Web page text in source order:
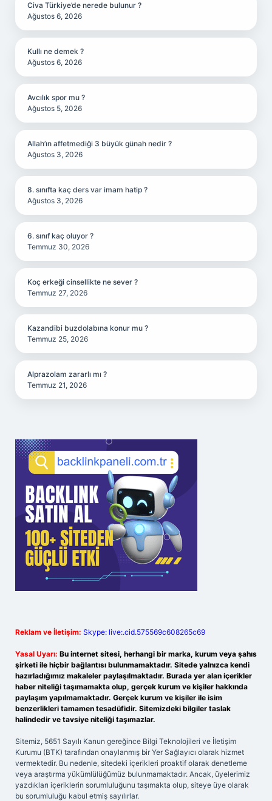
Civa Türkiye’de nerede bulunur ?
Ağustos 6, 2026
Kullı ne demek ?
Ağustos 6, 2026
Avcılık spor mu ?
Ağustos 5, 2026
Allah’ın affetmediği 3 büyük günah nedir ?
Ağustos 3, 2026
8. sınıfta kaç ders var imam hatip ?
Ağustos 3, 2026
6. sınıf kaç oluyor ?
Temmuz 30, 2026
Koç erkeği cinsellikte ne sever ?
Temmuz 27, 2026
Kazandibi buzdolabına konur mu ?
Temmuz 25, 2026
Alprazolam zararlı mı ?
Temmuz 21, 2026
Reklam ve İletişim: Skype: live:.cid.575569c608265c69
Yasal Uyarı: Bu internet sitesi, herhangi bir marka, kurum veya şahıs
şirketi ile hiçbir bağlantısı bulunmamaktadır. Sitede yalnızca kendi
hazırladığımız makaleler paylaşılmaktadır. Burada yer alan içerikler
haber niteliği taşımamakta olup, gerçek kurum ve kişiler hakkında
paylaşım yapılmamaktadır. Gerçek kurum ve kişiler ile isim
benzerlikleri tamamen tesadüfidir. Sitemizdeki bilgiler taslak
halindedir ve tavsiye niteliği taşımazlar.
Sitemiz, 5651 Sayılı Kanun gereğince Bilgi Teknolojileri ve İletişim
Kurumu (BTK) tarafından onaylanmış bir Yer Sağlayıcı olarak hizmet
vermektedir. Bu nedenle, sitedeki içerikleri proaktif olarak denetleme
veya araştırma yükümlülüğümüz bulunmamaktadır. Ancak, üyelerimiz
yazdıkları içeriklerin sorumluluğunu taşımakta olup, siteye üye olarak
bu sorumluluğu kabul etmiş sayılırlar.